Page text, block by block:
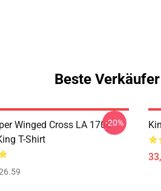
Beste
Winged Cross LA 1706
T-Shirt
-20%